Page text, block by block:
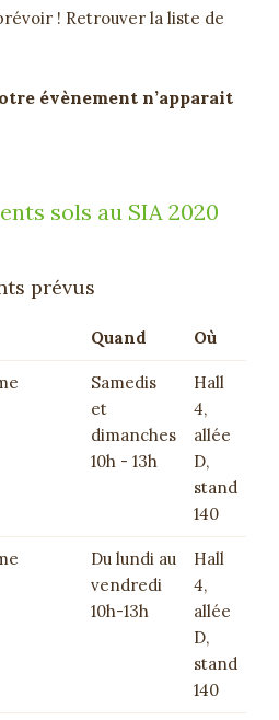
! Retrouver la liste de
évènement n’apparait
sols au SIA 2020
prévus
Quand Où
Samedis
et
dimanches
10h - 13h
Hall
4,
allée
D,
stand
140
Du lundi au
vendredi
10h-13h
Hall
4,
allée
D,
stand
140